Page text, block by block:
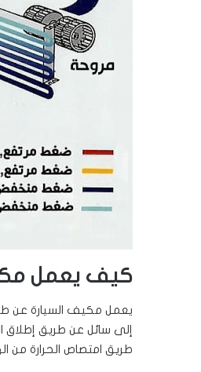
كيف يعمل
يعمل مكيف السيارة عن
إلى سائل عن طريق إطلاق
طريق امتصاص الحرارة من